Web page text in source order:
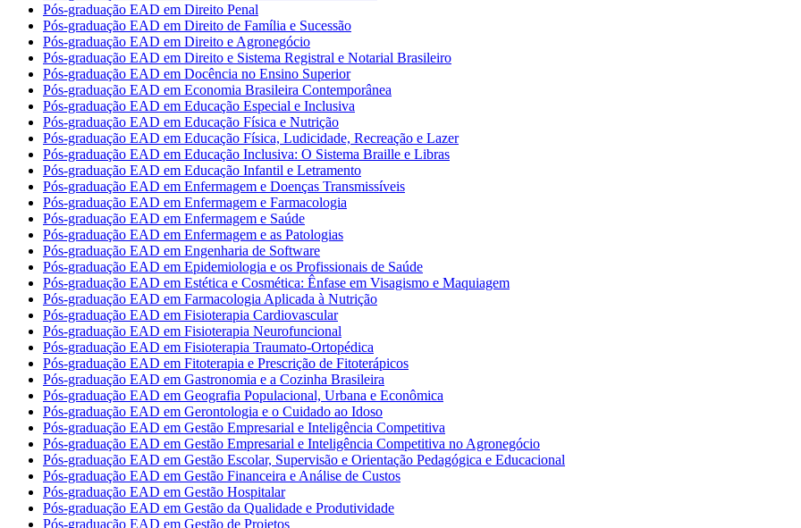
Pós-graduação EAD em Direito Penal
Pós-graduação EAD em Direito de Família e Sucessão
Pós-graduação EAD em Direito e Agronegócio
Pós-graduação EAD em Direito e Sistema Registral e Notarial Brasileiro
Pós-graduação EAD em Docência no Ensino Superior
Pós-graduação EAD em Economia Brasileira Contemporânea
Pós-graduação EAD em Educação Especial e Inclusiva
Pós-graduação EAD em Educação Física e Nutrição
Pós-graduação EAD em Educação Física, Ludicidade, Recreação e Lazer
Pós-graduação EAD em Educação Inclusiva: O Sistema Braille e Libras
Pós-graduação EAD em Educação Infantil e Letramento
Pós-graduação EAD em Enfermagem e Doenças Transmissíveis
Pós-graduação EAD em Enfermagem e Farmacologia
Pós-graduação EAD em Enfermagem e Saúde
Pós-graduação EAD em Enfermagem e as Patologias
Pós-graduação EAD em Engenharia de Software
Pós-graduação EAD em Epidemiologia e os Profissionais de Saúde
Pós-graduação EAD em Estética e Cosmética: Ênfase em Visagismo e Maquiagem
Pós-graduação EAD em Farmacologia Aplicada à Nutrição
Pós-graduação EAD em Fisioterapia Cardiovascular
Pós-graduação EAD em Fisioterapia Neurofuncional
Pós-graduação EAD em Fisioterapia Traumato-Ortopédica
Pós-graduação EAD em Fitoterapia e Prescrição de Fitoterápicos
Pós-graduação EAD em Gastronomia e a Cozinha Brasileira
Pós-graduação EAD em Geografia Populacional, Urbana e Econômica
Pós-graduação EAD em Gerontologia e o Cuidado ao Idoso
Pós-graduação EAD em Gestão Empresarial e Inteligência Competitiva
Pós-graduação EAD em Gestão Empresarial e Inteligência Competitiva no Agronegócio
Pós-graduação EAD em Gestão Escolar, Supervisão e Orientação Pedagógica e Educacional
Pós-graduação EAD em Gestão Financeira e Análise de Custos
Pós-graduação EAD em Gestão Hospitalar
Pós-graduação EAD em Gestão da Qualidade e Produtividade
Pós-graduação EAD em Gestão de Projetos